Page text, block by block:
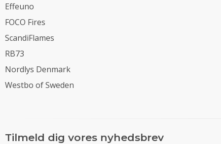
Effeuno
FOCO Fires
ScandiFlames
RB73
Nordlys Denmark
Westbo of Sweden
Tilmeld dig vores nyhedsbrev